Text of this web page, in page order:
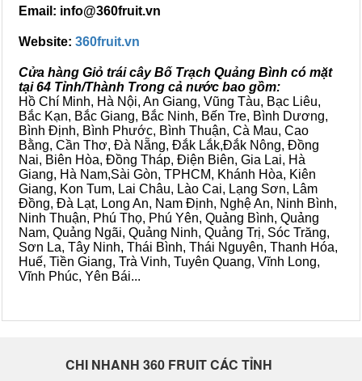
Email: info@360fruit.vn
Website: 360fruit.vn
Cửa hàng Giỏ trái cây Bố Trạch Quảng Bình có mặt
tại 64 Tỉnh/Thành Trong cả nước bao gồm:
Hồ Chí Minh, Hà Nội, An Giang, Vũng Tàu, Bạc Liêu,
Bắc Kạn, Bắc Giang, Bắc Ninh, Bến Tre, Bình Dương,
Bình Định, Bình Phước, Bình Thuận, Cà Mau, Cao
Bằng, Cần Thơ, Đà Nẵng, Đắk Lắk,Đắk Nông, Đồng
Nai, Biên Hòa, Đồng Tháp, Điện Biên, Gia Lai, Hà
Giang, Hà Nam,Sài Gòn, TPHCM, Khánh Hòa, Kiên
Giang, Kon Tum, Lai Châu, Lào Cai, Lạng Sơn, Lâm
Đồng, Đà Lạt, Long An, Nam Định, Nghệ An, Ninh Bình,
Ninh Thuận, Phú Thọ, Phú Yên, Quảng Bình, Quảng
Nam, Quảng Ngãi, Quảng Ninh, Quảng Trị, Sóc Trăng,
Sơn La, Tây Ninh, Thái Bình, Thái Nguyên, Thanh Hóa,
Huế, Tiền Giang, Trà Vinh, Tuyên Quang, Vĩnh Long,
Vĩnh Phúc, Yên Bái...
CHI NHANH 360 FRUIT CÁC TỈNH